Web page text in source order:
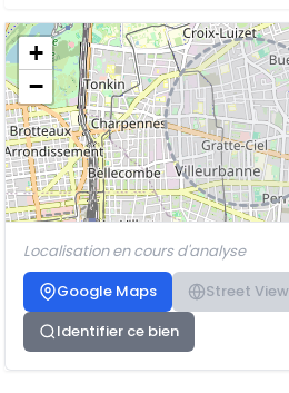
+
−
Localisation en cours d'analyse
Google Maps
Street View
Identifier ce bien